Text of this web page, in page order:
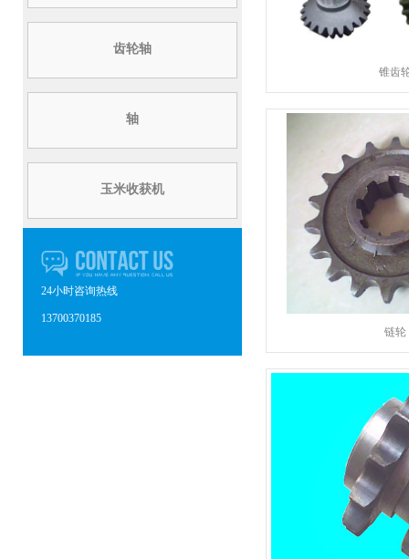
齿轮轴
轴
玉米收获机
24小时咨询热线
13700370185
锥齿
链轮